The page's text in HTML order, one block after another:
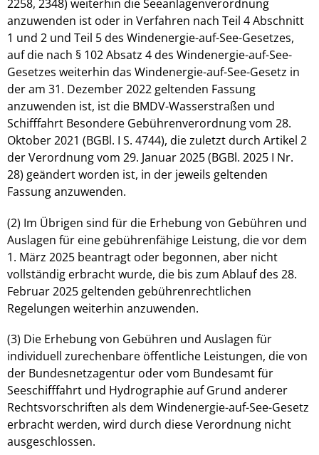
2258, 2348) weiterhin die Seeanlagenverordnung
anzuwenden ist oder in Verfahren nach Teil 4 Abschnitt
1 und 2 und Teil 5 des Windenergie-auf-See-Gesetzes,
auf die nach § 102 Absatz 4 des Windenergie-auf-See-
Gesetzes weiterhin das Windenergie-auf-See-Gesetz in
der am 31. Dezember 2022 geltenden Fassung
anzuwenden ist, ist die BMDV-Wasserstraßen und
Schifffahrt Besondere Gebührenverordnung vom 28.
Oktober 2021 (BGBl. I S. 4744), die zuletzt durch Artikel 2
der Verordnung vom 29. Januar 2025 (BGBl. 2025 I Nr.
28) geändert worden ist, in der jeweils geltenden
Fassung anzuwenden.
(2) Im Übrigen sind für die Erhebung von Gebühren und
Auslagen für eine gebührenfähige Leistung, die vor dem
1. März 2025 beantragt oder begonnen, aber nicht
vollständig erbracht wurde, die bis zum Ablauf des 28.
Februar 2025 geltenden gebührenrechtlichen
Regelungen weiterhin anzuwenden.
(3) Die Erhebung von Gebühren und Auslagen für
individuell zurechenbare öffentliche Leistungen, die von
der Bundesnetzagentur oder vom Bundesamt für
Seeschifffahrt und Hydrographie auf Grund anderer
Rechtsvorschriften als dem Windenergie-auf-See-Gesetz
erbracht werden, wird durch diese Verordnung nicht
ausgeschlossen.